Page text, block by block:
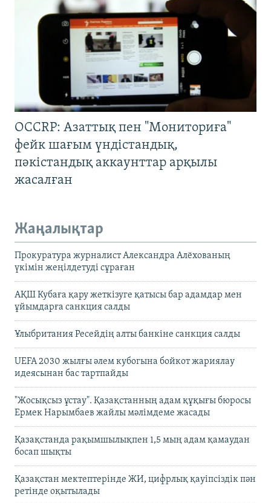
OCCRP: Азаттық пен "Мониториға"
фейк шағым үндістандық,
пәкістандық аккаунттар арқылы
жасалған
Жаңалықтар
Прокуратура журналист Александра Алёхованың
үкімін жеңілдетуді сұраған
АҚШ Кубаға қару жеткізуге қатысы бар адамдар мен
ұйымдарға санкция салды
Ұлыбритания Ресейдің алты банкіне санкция салды
UEFA 2030 жылғы әлем кубогына бойкот жариялау
идеясынан бас тартпайды
"Жосықсыз ұстау". Қазақстанның адам құқығы бюросы
Ермек Нарымбаев жайлы мәлімдеме жасады
Қазақстанда рақымшылықпен 1,5 мың адам қамаудан
босап шықты
Қазақстан мектептерінде ЖИ, цифрлық қауіпсіздік пән
ретінде оқытылады